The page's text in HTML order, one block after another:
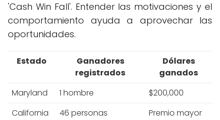
'Cash Win Fall'. Entender las motivaciones y el
comportamiento ayuda a aprovechar las
oportunidades.
Estado
Ganadores
registrados
Dólares
ganados
Maryland
1 hombre
$200,000
California
46 personas
Premio mayor